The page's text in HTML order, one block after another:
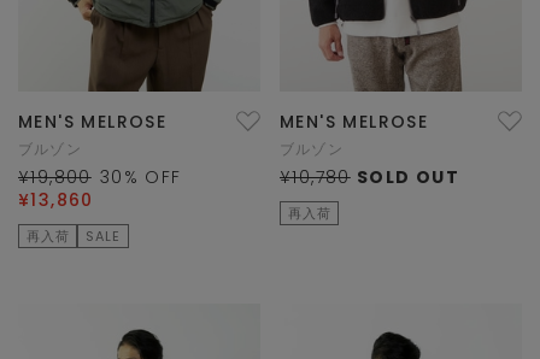
MEN'S MELROSE
ブルゾン
¥19,800 30 % OFF
¥13,860
再入荷 SALE
MEN'S MELROSE
ブルゾン
¥10,780 SOLD OUT
再入荷